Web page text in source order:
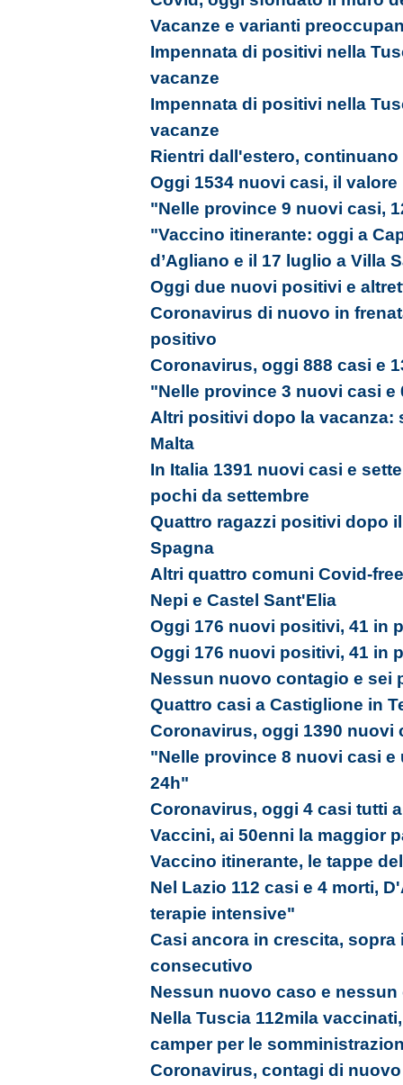
Vacanze e varianti
Impennata di positivi nella
vacanze
Impennata di positivi nella
vacanze
Rientri dall'estero,
Oggi 1534 nuovi casi, il
"Nelle province 9 nuovi casi,
"Vaccino itinerante: oggi a
d’Agliano e il 17 luglio a Villa
Oggi due nuovi positivi e
Coronavirus di nuovo in
positivo
Coronavirus, oggi 888 casi e
"Nelle province 3 nuovi casi
Altri positivi dopo la vacanza:
Malta
In Italia 1391 nuovi casi e
pochi da settembre
Quattro ragazzi positivi dopo
Spagna
Altri quattro comuni Covid-
Nepi e Castel Sant'Elia
Oggi 176 nuovi positivi, 41 in
Oggi 176 nuovi positivi, 41 in
Nessun nuovo contagio e sei
Quattro casi a Castiglione in
Coronavirus, oggi 1390 nuovi
"Nelle province 8 nuovi casi
24h"
Coronavirus, oggi 4 casi tutti
Vaccini, ai 50enni la maggior
Vaccino itinerante, le tappe
Nel Lazio 112 casi e 4 morti,
terapie intensive"
Casi ancora in crescita,
consecutivo
Nessun nuovo caso e
Nella Tuscia 112mila
camper per le
Coronavirus, contagi di